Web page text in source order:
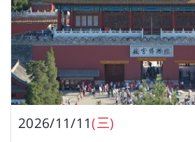
2026/11/11(三)